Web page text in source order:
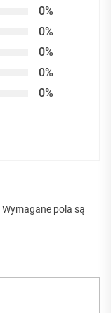
0%
0%
0%
0%
0%
Wymagane pola są